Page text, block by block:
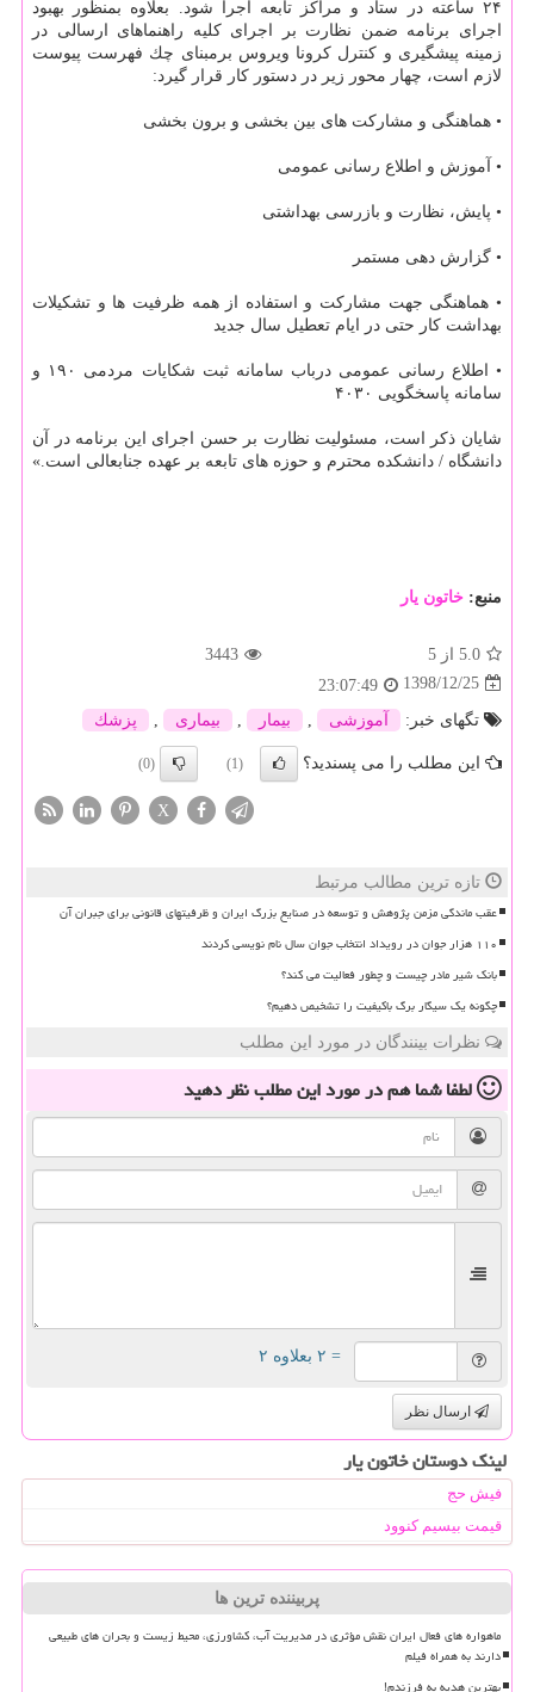
۲۴ ساعته در ستاد و مراكز تابعه اجرا شود. بعلاوه بمنظور بهبود
اجرای برنامه ضمن نظارت بر اجرای كلیه راهنماهای ارسالی در
زمینه پیشگیری و كنترل كرونا ویروس برمبنای چك فهرست پیوست
لازم است، چهار محور زیر در دستور كار قرار گیرد:
• هماهنگی و مشاركت های بین بخشی و برون بخشی
• آموزش و اطلاع رسانی عمومی
• پایش، نظارت و بازرسی بهداشتی
• گزارش دهی مستمر
• هماهنگی جهت مشاركت و استفاده از همه ظرفیت ها و تشكیلات
بهداشت كار حتی در ایام تعطیل سال جدید
• اطلاع رسانی عمومی درباب سامانه ثبت شكایات مردمی ۱۹۰ و
سامانه پاسخگویی ۴۰۳۰
شایان ذكر است، مسئولیت نظارت بر حسن اجرای این برنامه در آن
دانشگاه / دانشكده محترم و حوزه های تابعه بر عهده جنابعالی است.»
منبع: خاتون یار
5.0 از 5
3443
1398/12/25
23:07:49
تگهای خبر:
آموزشی بیمار بیماری پزشك
این مطلب را می پسندید؟ (1)
(0)
X
تازه ترین مطالب مرتبط
عقب ماندگی مزمن پژوهش و توسعه در صنایع بزرگ ایران و ظرفیتهای قانونی برای جبران آن
۱۱۰ هزار جوان در رویداد انتخاب جوان سال نام نویسی کردند
بانک شیر مادر چیست و چطور فعالیت می کند؟
چگونه یک سیگار برگ باکیفیت را تشخیص دهیم؟
نظرات بینندگان در مورد این مطلب
لطفا شما همدر مورد این مطلبنظر دهید
= ۲ بعلاوه ۲
ارسال نظر
لینک دوستان خاتون یار
فیش حج
قیمت بیسیم کنوود
پربیننده ترین ها
ماهواره های فعال ایران نقش مؤثری در مدیریت آب، کشاورزی، محیط زیست و بحران های طبیعی
دارند به همراه فیلم
بهترین هدیه به فرزندم!